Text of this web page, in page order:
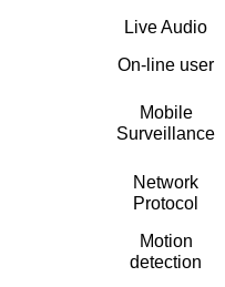
Live Audio
On-line user
Mobile
Surveillance
Network
Protocol
Motion
detection